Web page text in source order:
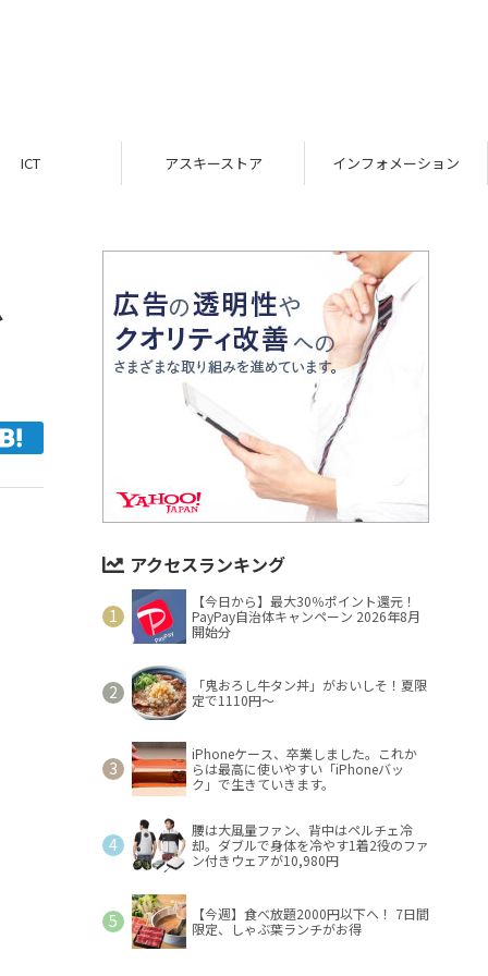
ICT アスキーストア インフォメーション
アクセスランキング
【今日から】最大30％ポイント還元！
PayPay自治体キャンペーン 2026年8月
開始分
「鬼おろし牛タン丼」がおいしそ！夏限
定で1110円～
iPhoneケース、卒業しました。これか
らは最高に使いやすい「iPhoneバッ
ク」で生きていきます。
腰は大風量ファン、背中はペルチェ冷
却。ダブルで身体を冷やす1着2役のファ
ン付きウェアが10,980円
【今週】食べ放題2000円以下へ！ 7日間
限定、しゃぶ葉ランチがお得